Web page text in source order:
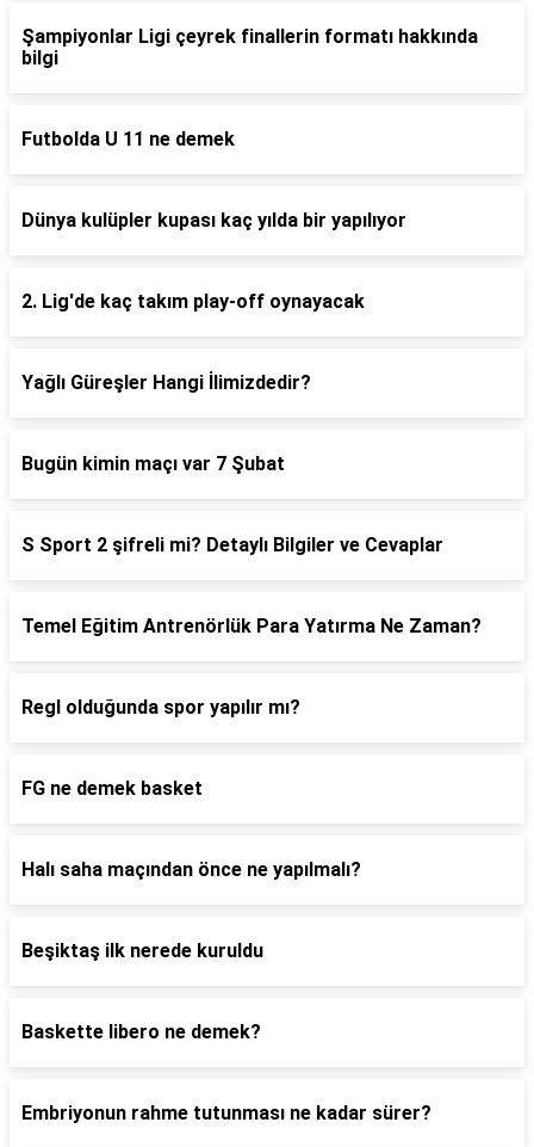
Şampiyonlar Ligi çeyrek finallerin formatı hakkında
bilgi
Futbolda U 11 ne demek
Dünya kulüpler kupası kaç yılda bir yapılıyor
2. Lig'de kaç takım play-off oynayacak
Yağlı Güreşler Hangi İlimizdedir?
Bugün kimin maçı var 7 Şubat
S Sport 2 şifreli mi? Detaylı Bilgiler ve Cevaplar
Temel Eğitim Antrenörlük Para Yatırma Ne Zaman?
Regl olduğunda spor yapılır mı?
FG ne demek basket
Halı saha maçından önce ne yapılmalı?
Beşiktaş ilk nerede kuruldu
Baskette libero ne demek?
Embriyonun rahme tutunması ne kadar sürer?